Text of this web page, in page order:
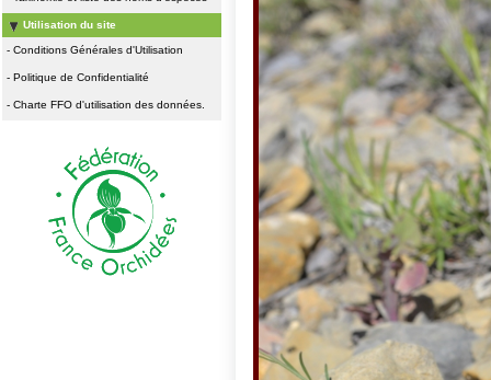
Utilisation du site
- Conditions Générales d'Utilisation
- Politique de Confidentialité
- Charte FFO d'utilisation des données.